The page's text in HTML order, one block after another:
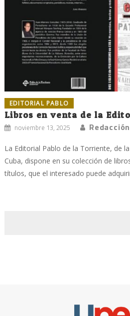
EDITORIAL PABLO
Libros en venta de la
noviembre 13, 2025
La Editorial Pablo de la Torriente, de
Cuba, dispone en su colección de
títulos, que el interesado puede